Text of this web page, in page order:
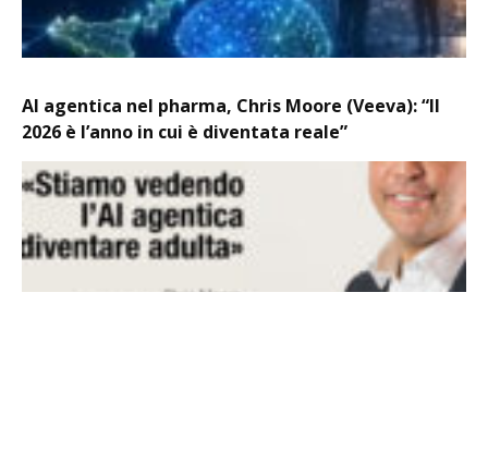
AI agentica nel pharma, Chris Moore (Veeva): “Il
2026 è l’anno in cui è diventata reale”